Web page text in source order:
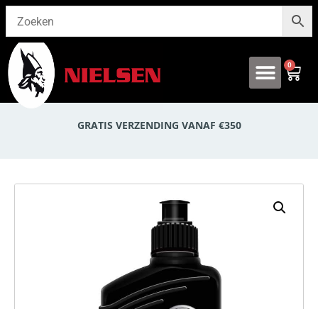
0
GRATIS VERZENDING VANAF €350